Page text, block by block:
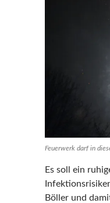
Feuerwerk darf in
Es soll ein
Böller und